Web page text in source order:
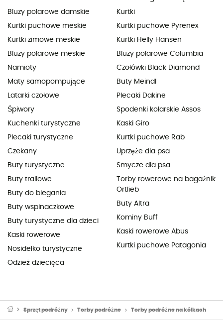
Bluzy polarowe damskie
Kurtki puchowe meskie
Kurtki zimowe meskie
Bluzy polarowe meskie
Namioty
Maty samopompujące
Latarki czołowe
Śpiwory
Kuchenki turystyczne
Plecaki turystyczne
Czekany
Buty turystyczne
Buty trailowe
Buty do biegania
Buty wspinaczkowe
Buty turystyczne dla dzieci
Kaski rowerowe
Nosidełko turystyczne
Odzież dziecięca
Kurtki
Kurtki puchowe Pyrenex
Kurtki Helly Hansen
Bluzy polarowe Columbia
Czołówki Black Diamond
Buty Meindl
Plecaki Dakine
Spodenki kolarskie Assos
Kaski Giro
Kurtki puchowe Rab
Uprzęże dla psa
Smycze dla psa
Torby rowerowe na bagażnik
Ortlieb
Buty Altra
Kominy Buff
Kaski rowerowe Abus
Kurtki puchowe Patagonia
Sprzęt podróżny Torby podróżne Torby podróżne na kółkach